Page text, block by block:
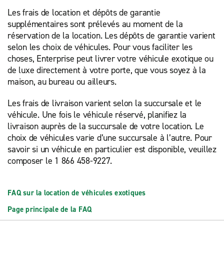
Les frais de location et dépôts de garantie
supplémentaires sont prélevés au moment de la
réservation de la location. Les dépôts de garantie varient
selon les choix de véhicules. Pour vous faciliter les
choses, Enterprise peut livrer votre véhicule exotique ou
de luxe directement à votre porte, que vous soyez à la
maison, au bureau ou ailleurs.
Les frais de livraison varient selon la succursale et le
véhicule. Une fois le véhicule réservé, planifiez la
livraison auprès de la succursale de votre location. Le
choix de véhicules varie d’une succursale à l’autre. Pour
savoir si un véhicule en particulier est disponible, veuillez
composer le 1 866 458-9227.
FAQ sur la location de véhicules exotiques
Page principale de la FAQ